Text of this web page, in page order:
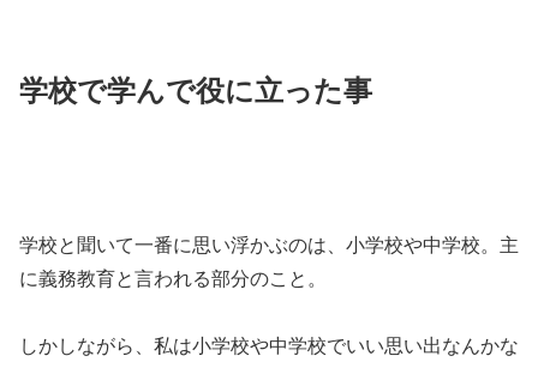
学校で学んで役に立った事
学校と聞いて一番に思い浮かぶのは、小学校や中学校。主
に義務教育と言われる部分のこと。
しかしながら、私は小学校や中学校でいい思い出なんかな